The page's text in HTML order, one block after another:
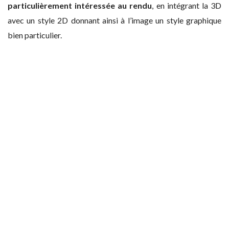
particulièrement intéressée au rendu, en intégrant la 3D
avec un style 2D donnant ainsi à l’image un style graphique
bien particulier.